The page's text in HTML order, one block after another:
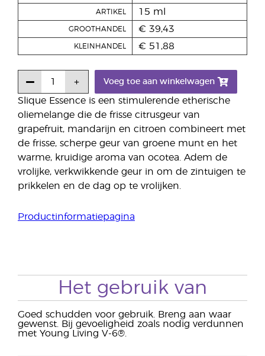
Slique Essence is een stimulerende etherische
oliemelange die de frisse citrusgeur van
grapefruit, mandarijn en citroen combineert met
de frisse, scherpe geur van groene munt en het
warme, kruidige aroma van ocotea. Adem de
vrolijke, verkwikkende geur in om de zintuigen te
prikkelen en de dag op te vrolijken.
Productinformatiepagina
ARTIKEL 15 ml
GROOTHANDEL € 39,43
KLEINHANDEL € 51,88
Voeg toe aan winkelwagen
Het gebruik van
Goed schudden voor gebruik. Breng aan waar
gewenst. Bij gevoeligheid zoals nodig verdunnen
met Young Living V-6®.